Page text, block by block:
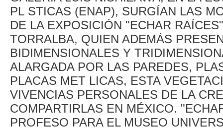
PL STICAS (ENAP), SURGÍAN LAS
DE LA EXPOSICIÓN "ECHAR
TORRALBA, QUIEN ADEMÁS
BIDIMENSIONALES Y
ALARGADA POR LAS PAREDES,
PLACAS MET LICAS, ESTA
VIVENCIAS PERSONALES DE LA
COMPARTIRLAS EN MÉXICO.
PROFESO PARA EL MUSEO